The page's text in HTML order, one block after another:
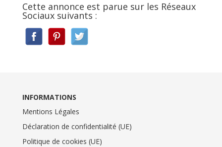
Cette annonce est parue sur les Réseaux
Sociaux suivants :
INFORMATIONS
Mentions Légales
Déclaration de confidentialité (UE)
Politique de cookies (UE)